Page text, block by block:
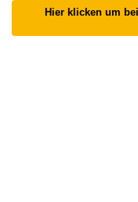
Hier klicken um bei Xafe - Ihr Cafe im